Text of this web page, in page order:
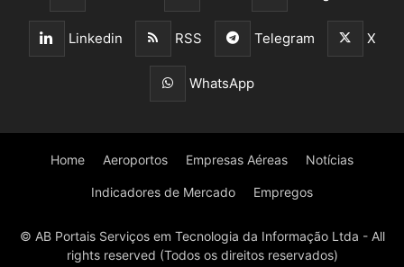
Linkedin RSS Telegram X
WhatsApp
Home Aeroportos Empresas Aéreas Notícias
Indicadores de Mercado Empregos
© AB Portais Serviços em Tecnologia da Informação Ltda - All
rights reserved (Todos os direitos reservados)